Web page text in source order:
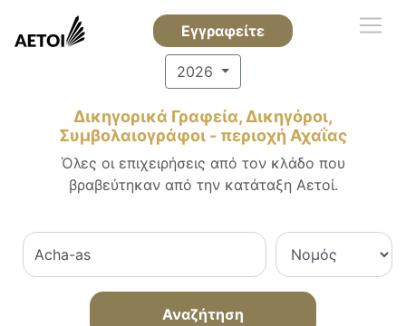
Εγγραφείτε
2026
Δικηγορικά Γραφεία, Δικηγόροι,
Συμβολαιογράφοι - περιοχή Αχαΐας
Όλες οι επιχειρήσεις από τον κλάδο που
βραβεύτηκαν από την κατάταξη Αετοί.
Αναζήτηση